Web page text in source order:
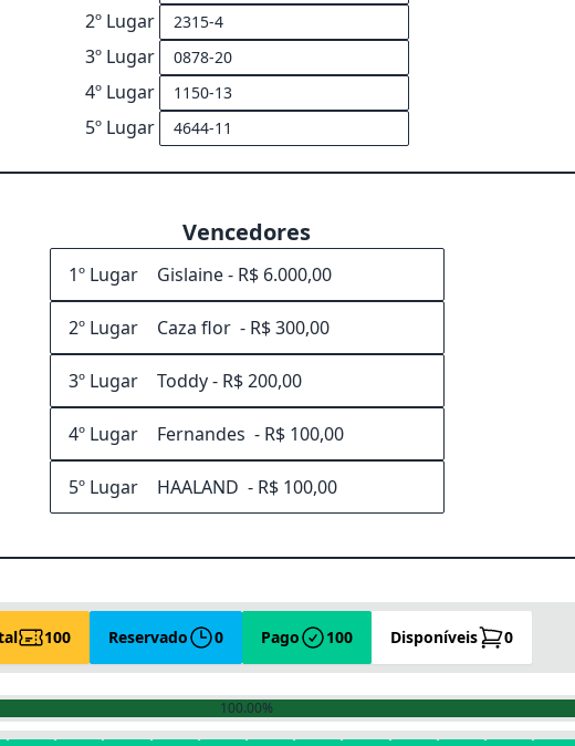
2º Lugar
3º Lugar
4º Lugar
5º Lugar
Vencedores
1º Lugar
2º Lugar
3º Lugar
4º Lugar
5º Lugar
100 Reservado 0 Pago 100 Disponíveis 0
100.00%